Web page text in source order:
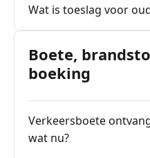
Wat is toeslag voor
Boete,
boeking
Verkeersboete
wat nu?